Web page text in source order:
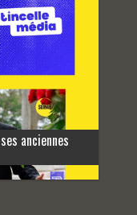
anciennes